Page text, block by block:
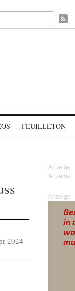
FEUILLETON
2024
Anzeige